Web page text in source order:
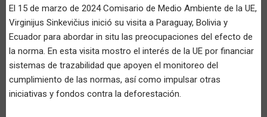
El 15 de marzo de 2024 Comisario de Medio Ambiente de la UE,
Virginijus Sinkevičius inició su visita a Paraguay, Bolivia y
Ecuador para abordar in situ las preocupaciones del efecto de
la norma. En esta visita mostro el interés de la UE por financiar
sistemas de trazabilidad que apoyen el monitoreo del
cumplimiento de las normas, así como impulsar otras
iniciativas y fondos contra la deforestación.